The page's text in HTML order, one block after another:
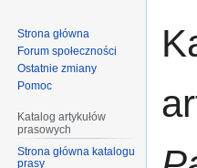
do
do
Strona główna
Forum społeczności
Ostatnie zmiany
Pomoc
Katalog artykułów
prasowych
Strona główna katalogu
prasy